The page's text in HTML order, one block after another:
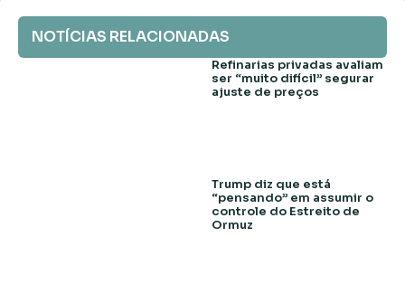
NOTÍCIAS RELACIONADAS
Refinarias privadas avaliam
ser “muito difícil” segurar
ajuste de preços
Trump diz que está
“pensando” em assumir o
controle do Estreito de
Ormuz